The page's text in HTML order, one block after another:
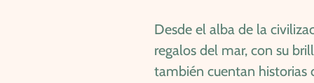
Desde el alba de la
regalos del mar, con su
también cuentan historias